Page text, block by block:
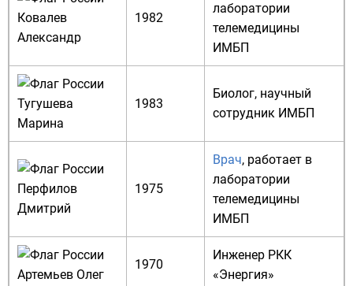
Ковалев
Александр
1982
лаборатории
телемедицины
ИМБП
Тугушева
Марина
1983
Биолог, научный
сотрудник ИМБП
Перфилов
Дмитрий
1975
Врач, работает в
лаборатории
телемедицины
ИМБП
Артемьев Олег
1970
Инженер РКК
«Энергия»